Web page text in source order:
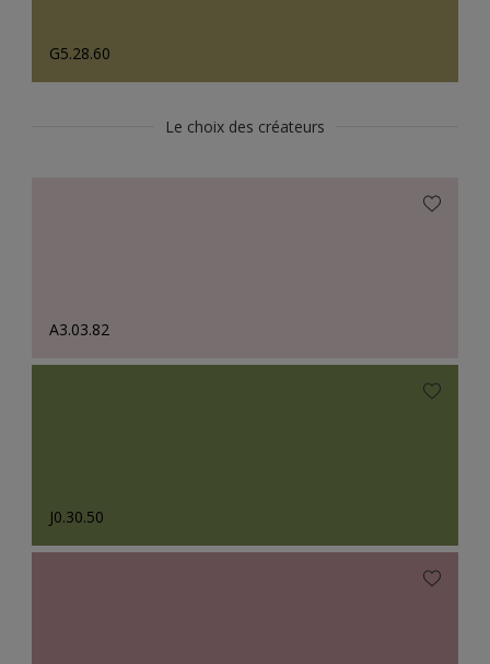
G5.28.60
Le choix des créateurs
A3.03.82
J0.30.50